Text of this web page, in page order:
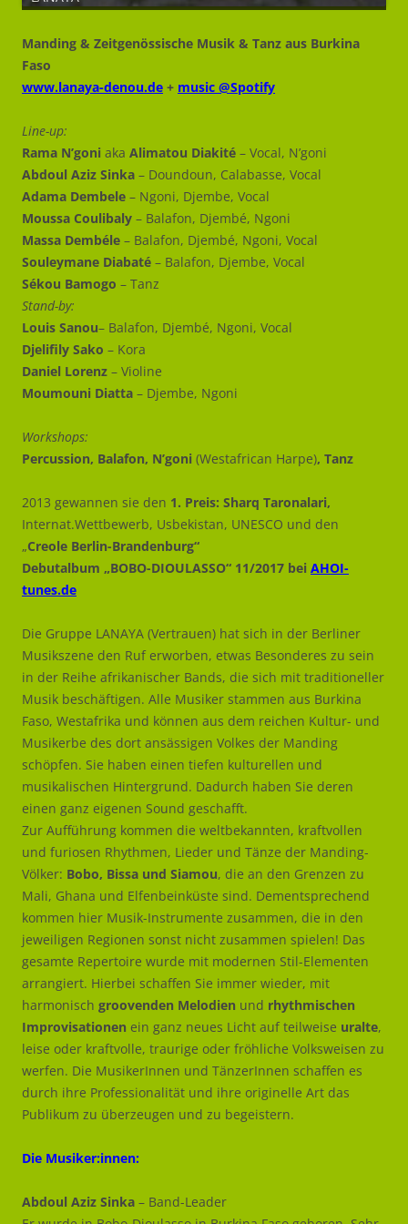
Manding & Zeitgenössische Musik & Tanz aus Burkina
Faso
www.lanaya-denou.de + music @Spotify
Line-up:
Rama N’goni aka Alimatou Diakité – Vocal, N’goni
Abdoul Aziz Sinka – Doundoun, Calabasse, Vocal
Adama Dembele – Ngoni, Djembe, Vocal
Moussa Coulibaly – Balafon, Djembé, Ngoni
Massa Dembéle – Balafon, Djembé, Ngoni, Vocal
Souleymane Diabaté – Balafon, Djembe, Vocal
Sékou Bamogo – Tanz
Stand-by:
Louis Sanou– Balafon, Djembé, Ngoni, Vocal
Djelifily Sako – Kora
Daniel Lorenz – Violine
Moumouni Diatta – Djembe, Ngoni
Workshops:
Percussion, Balafon, N’goni (Westafrican Harpe), Tanz
2013 gewannen sie den 1. Preis: Sharq Taronalari,
Internat.Wettbewerb, Usbekistan, UNESCO und den
„Creole Berlin-Brandenburg“
Debutalbum „BOBO-DIOULASSO“ 11/2017 bei AHOI-
tunes.de
Die Gruppe LANAYA (Vertrauen) hat sich in der Berliner
Musikszene den Ruf erworben, etwas Besonderes zu sein
in der Reihe afrikanischer Bands, die sich mit traditioneller
Musik beschäftigen. Alle Musiker stammen aus Burkina
Faso, Westafrika und können aus dem reichen Kultur- und
Musikerbe des dort ansässigen Volkes der Manding
schöpfen. Sie haben einen tiefen kulturellen und
musikalischen Hintergrund. Dadurch haben Sie deren
einen ganz eigenen Sound geschafft.
Zur Aufführung kommen die weltbekannten, kraftvollen
und furiosen Rhythmen, Lieder und Tänze der Manding-
Völker: Bobo, Bissa und Siamou, die an den Grenzen zu
Mali, Ghana und Elfenbeinküste sind. Dementsprechend
kommen hier Musik-Instrumente zusammen, die in den
jeweiligen Regionen sonst nicht zusammen spielen! Das
gesamte Repertoire wurde mit modernen Stil-Elementen
arrangiert. Hierbei schaffen Sie immer wieder, mit
harmonisch groovenden Melodien und rhythmischen
Improvisationen ein ganz neues Licht auf teilweise uralte,
leise oder kraftvolle, traurige oder fröhliche Volksweisen zu
werfen. Die MusikerInnen und TänzerInnen schaffen es
durch ihre Professionalität und ihre originelle Art das
Publikum zu überzeugen und zu begeistern.
Die Musiker:innen:
Abdoul Aziz Sinka – Band-Leader